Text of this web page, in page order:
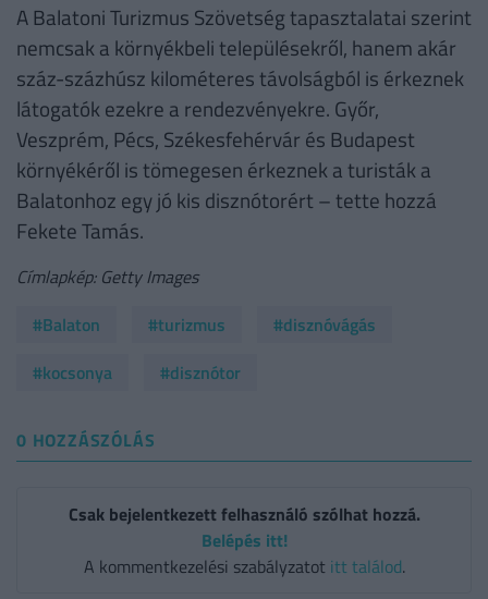
A Balatoni Turizmus Szövetség tapasztalatai szerint
nemcsak a környékbeli településekről, hanem akár
száz-százhúsz kilométeres távolságból is érkeznek
látogatók ezekre a rendezvényekre. Győr,
Veszprém, Pécs, Székesfehérvár és Budapest
környékéről is tömegesen érkeznek a turisták a
Balatonhoz egy jó kis disznótorért – tette hozzá
Fekete Tamás.
Címlapkép: Getty Images
#Balaton
#turizmus
#disznóvágás
#kocsonya
#disznótor
0 HOZZÁSZÓLÁS
Csak bejelentkezett felhasználó szólhat hozzá.
Belépés itt!
A kommentkezelési szabályzatot itt találod.